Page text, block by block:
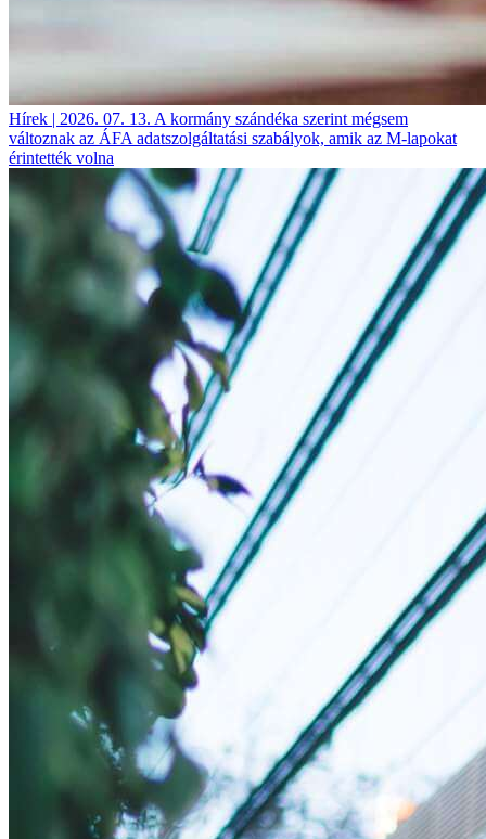
Hírek | 2026. 07. 13. A kormány szándéka szerint mégsem
változnak az ÁFA adatszolgáltatási szabályok, amik az M-lapokat
érintették volna